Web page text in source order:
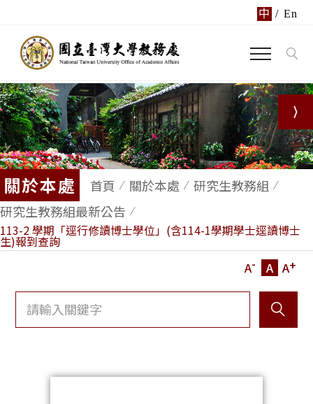
中 / En
關於本處 首頁 關於本處
研究生教務組
研究生教務組最新公告
113-2 學期「逕行修讀博士學位」(含114-1學期學士逕讀博士
生)報到查詢
A- A A+